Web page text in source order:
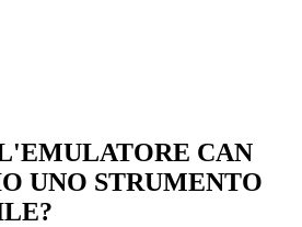
CAN
UNO STRUMENTO